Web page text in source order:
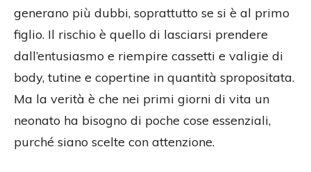
generano più dubbi, soprattutto se si è al primo
figlio. Il rischio è quello di lasciarsi prendere
dall’entusiasmo e riempire cassetti e valigie di
body, tutine e copertine in quantità spropositata.
Ma la verità è che nei primi giorni di vita un
neonato ha bisogno di poche cose essenziali,
purché siano scelte con attenzione.